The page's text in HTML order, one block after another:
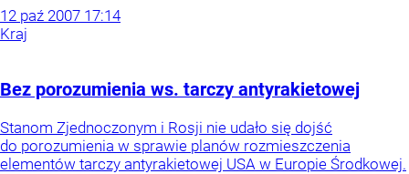
12 paź 2007 17:14
Kraj
Bez porozumienia ws. tarczy antyrakietowej
Stanom Zjednoczonym i Rosji nie udało się dojść
do porozumienia w sprawie planów rozmieszczenia
elementów tarczy antyrakietowej USA w Europie Środkowej.